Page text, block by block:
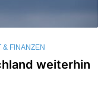
& FINANZEN
weiterhin